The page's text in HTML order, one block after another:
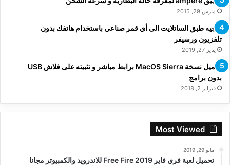
مارس 29, 2015
توجيه طبق الساتلايت الى أي قمر صناعي باستخدام هاتفك بدون
تلفزيون ورسيفر
يناير 27, 2019
تحميل نسخة MacOS Sierra برابط مباشر و تثبيته على فلاش USB
بدون برامج
فبراير 2, 2018
Most Viewed
مايو 29, 2019
تحميل لعبة فري فاير Free Fire 2019 للاندرويد والكمبيوتر مجانا